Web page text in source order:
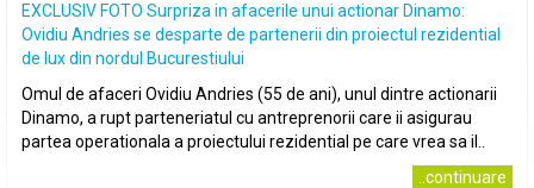
EXCLUSIV FOTO Surpriza in afacerile unui actionar Dinamo:
Ovidiu Andries se desparte de partenerii din proiectul rezidential
de lux din nordul Bucurestiului
Omul de afaceri Ovidiu Andries (55 de ani), unul dintre actionarii
Dinamo, a rupt parteneriatul cu antreprenorii care ii asigurau
partea operationala a proiectului rezidential pe care vrea sa il..
..continuare